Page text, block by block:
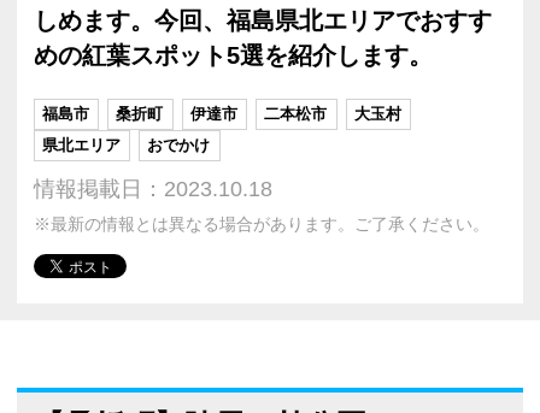
しめます。今回、福島県北エリアでおすす
めの紅葉スポット5選を紹介します。
福島市 桑折町 伊達市 二本松市
大玉村
県北エリア
おでかけ
情報掲載日：2023.10.18
※最新の情報とは異なる場合があります。ご了承ください。